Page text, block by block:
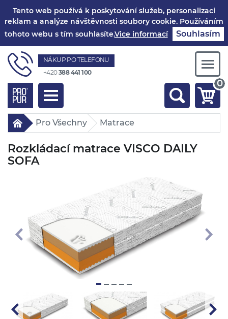
Tento web používá k poskytování služeb, personalizaci
reklam a analýze návštěvnosti soubory cookie. Používáním
tohoto webu s tím souhlasíte.Vice informací Souhlasím
NÁKUP PO TELEFONU
+420388 441 100
Toggle
navigation
0
Pro Všechny Matrace
Rozkládací matrace VISCO DAILY
SOFA